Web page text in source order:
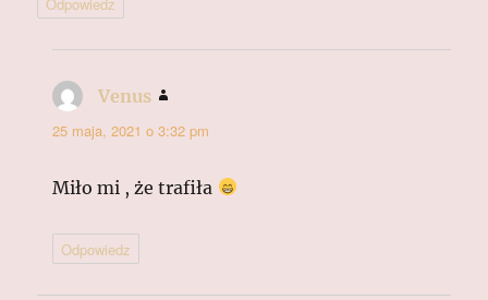
Venus
25 maja, 2021 o 3:32 pm
Miło mi , że trafiła
Odpowiedz